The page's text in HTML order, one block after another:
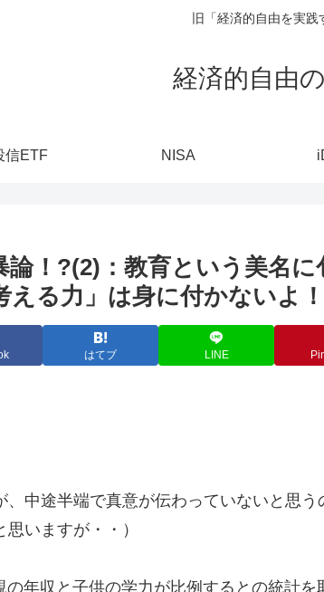
旧「経済的自由を実
経済的自由
信ETF NISA
論！?(2)：教育という美名に
る力」は身に付かないよ
はてブ LINE
、中途半端で真意が伝わっていないと思
いますが・・）
年収と子供の学力が比例するとの統計を